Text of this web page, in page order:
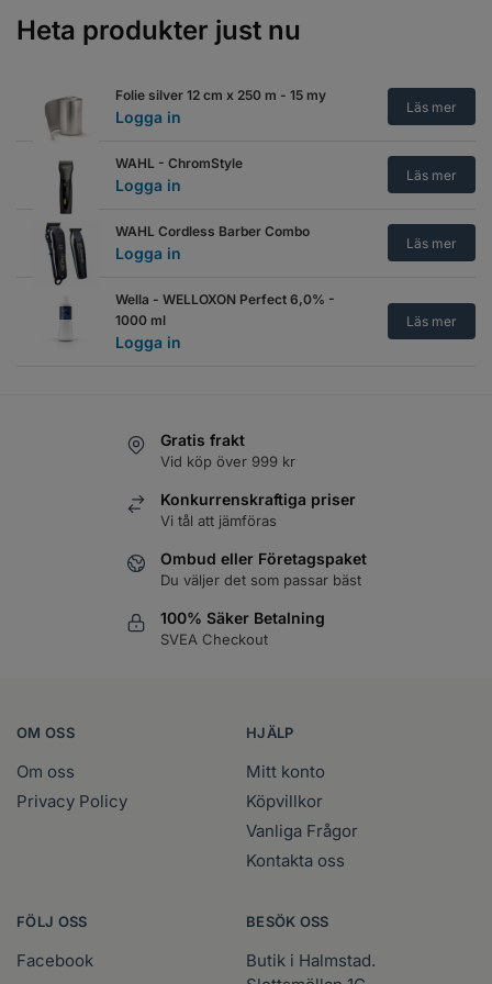
Logga in
Tobacco/Vanilla scented
Logga in
Läs mer
Trimmercide Blade Spray 4 in 1
Tundra scented
Läs mer
Trimmercide oil - 100 ml
Logga in
Läs mer
Trimmercide spray plus - 425 g
WAHL - Blade Ice Kylspray 400 ml
Logga in
Logga in
WAHL - Specialolja för skär 200 ml
Heta produkter just nu
Folie silver 12 cm x 250 m - 15 my
Logga in
Läs mer
WAHL - ChromStyle
Logga in
Läs mer
WAHL Cordless Barber Combo
Logga in
Läs mer
Wella - WELLOXON Perfect 6,0% -
1000 ml
Logga in
Läs mer
Gratis frakt
Vid köp över 999 kr
Konkurrenskraftiga priser
Vi tål att jämföras
Ombud eller Företagspaket
Du väljer det som passar bäst
100% Säker Betalning
SVEA Checkout
OM OSS
Om oss
Privacy Policy
HJÄLP
Mitt konto
Köpvillkor
Vanliga Frågor
Kontakta oss
FÖLJ OSS
Facebook
BESÖK OSS
Butik i Halmstad.